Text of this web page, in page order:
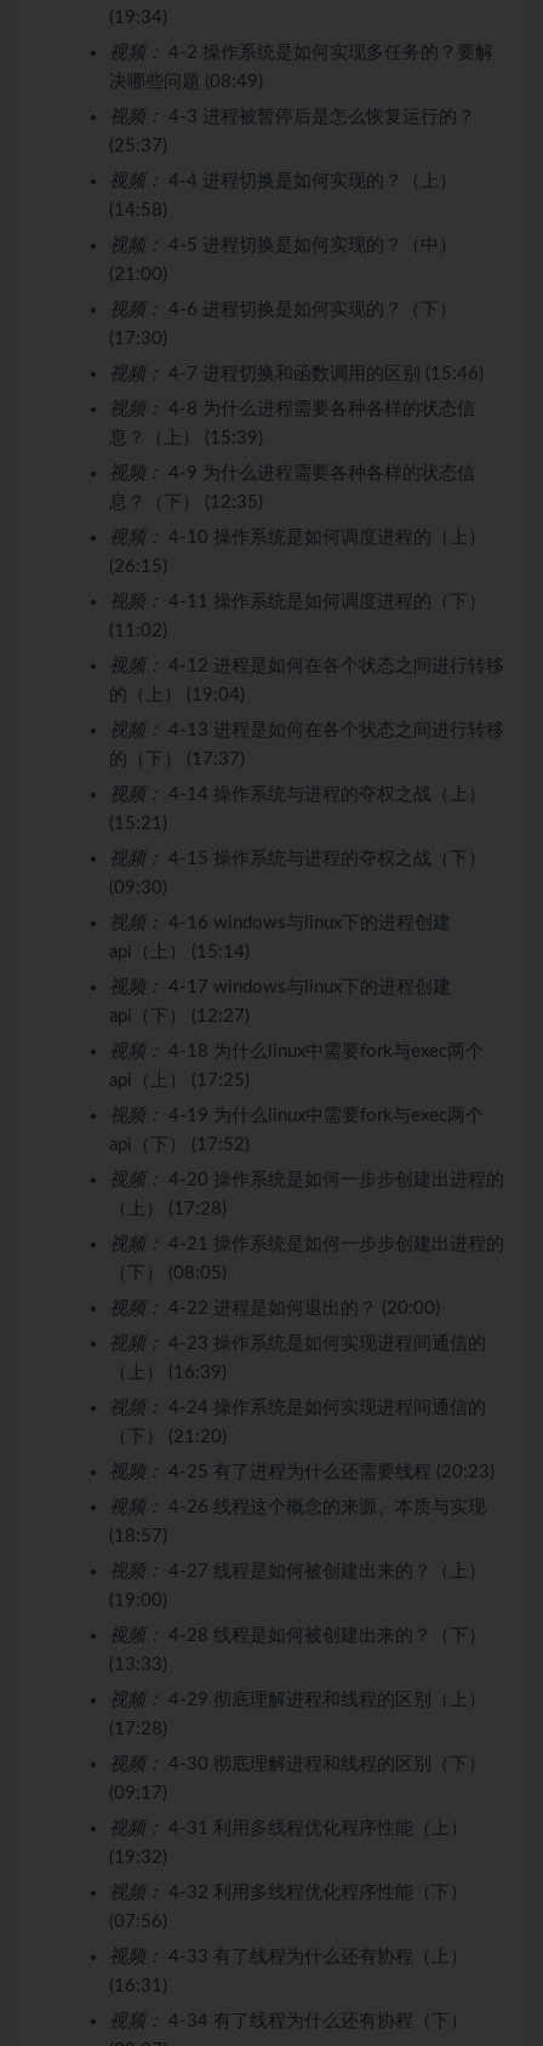
(19:34)
视频： 4-2 操作系统是如何实现多任务的？要解
决哪些问题 (08:49)
视频： 4-3 进程被暂停后是怎么恢复运行的？
(25:37)
视频： 4-4 进程切换是如何实现的？（上）
(14:58)
视频： 4-5 进程切换是如何实现的？（中）
(21:00)
视频： 4-6 进程切换是如何实现的？（下）
(17:30)
视频： 4-7 进程切换和函数调用的区别 (15:46)
视频： 4-8 为什么进程需要各种各样的状态信
息？（上） (15:39)
视频： 4-9 为什么进程需要各种各样的状态信
息？（下） (12:35)
视频： 4-10 操作系统是如何调度进程的（上）
(26:15)
视频： 4-11 操作系统是如何调度进程的（下）
(11:02)
视频： 4-12 进程是如何在各个状态之间进行转移
的（上） (19:04)
视频： 4-13 进程是如何在各个状态之间进行转移
的（下） (17:37)
视频： 4-14 操作系统与进程的夺权之战（上）
(15:21)
视频： 4-15 操作系统与进程的夺权之战（下）
(09:30)
视频： 4-16 windows与linux下的进程创建
api（上） (15:14)
视频： 4-17 windows与linux下的进程创建
api（下） (12:27)
视频： 4-18 为什么linux中需要fork与exec两个
api（上） (17:25)
视频： 4-19 为什么linux中需要fork与exec两个
api（下） (17:52)
视频： 4-20 操作系统是如何一步步创建出进程的
（上） (17:28)
视频： 4-21 操作系统是如何一步步创建出进程的
（下） (08:05)
视频： 4-22 进程是如何退出的？ (20:00)
视频： 4-23 操作系统是如何实现进程间通信的
（上） (16:39)
视频： 4-24 操作系统是如何实现进程间通信的
（下） (21:20)
视频： 4-25 有了进程为什么还需要线程 (20:23)
视频： 4-26 线程这个概念的来源、本质与实现
(18:57)
视频： 4-27 线程是如何被创建出来的？（上）
(19:00)
视频： 4-28 线程是如何被创建出来的？（下）
(13:33)
视频： 4-29 彻底理解进程和线程的区别（上）
(17:28)
视频： 4-30 彻底理解进程和线程的区别（下）
(09:17)
视频： 4-31 利用多线程优化程序性能（上）
(19:32)
视频： 4-32 利用多线程优化程序性能（下）
(07:56)
视频： 4-33 有了线程为什么还有协程（上）
(16:31)
视频： 4-34 有了线程为什么还有协程（下）